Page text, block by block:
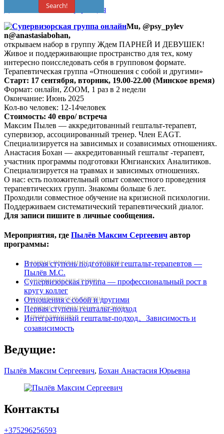
Search!
Дополнительная информация
Mu, @psy_pylev
n@anastasiabohan,
открываем набор в группу Ждем ПАРНЕЙ И ДЕВУШЕК!
Живое и поддерживающие пространство для тех, кому
интересно поисследовать себя в групповом формате.
Терапевтическая группа «Отношения с собой и другими»
Старт: 17 сентября, вторник, 19.00-22.00 (Минское время)
Формат: онлайн, ZOOM, 1 раз в 2 недели
Окончание: Июнь 2025
Кол-во человек: 12-14человек
Стоимость: 40 евро/ встреча
Максим Пылев — аккредитованный гештальт-терапевт,
супервизор, ассоциированный тренер. Член EAGT.
Специализируется на зависимых и созависимых отношениях.
Анастасия Бохан — аккредитованный гештальт -терапевт,
участник программы подготовки Юнгианских Аналитиков.
Специализируется на травмах и зависимых отношениях.
О нас: есть положительный опыт совместного проведения
терапевтических групп. Знакомы больше 6 лет.
Проходили совместное обучение на кризисной психологии.
Поддерживаем систематический терапевтический диалог.
Для записи пишите в личные сообщения.
Мероприятия, где Пылёв Максим Сергеевич автор
программы:
Вторая ступень подготовки гештальт-терапевтов —
Пылёв М.С.
БАЗОВЫЕ ПРОГРАММЫ (1 СТУПЕНЬ)
Супервизорская группа — профессиональный рост в
кругу коллег
СУПЕРВИЗОРСКИЕ ГРУППЫ
Отношения с собой и другими
ТЕРАПЕВТИЧЕСКИЕ ГРУППЫ
Первая ступень гештальт-подход
БАЗОВЫЕ ПРОГРАММЫ (1-2 СТУПЕНЬ)
Интегративный гештальт-подход。Зависимость и
созависимость
СПЕЦИАЛИЗАЦИИ
Ведущие:
Пылёв Максим Сергеевич, Бохан Анастасия Юрьевна
Контакты
+375296256593